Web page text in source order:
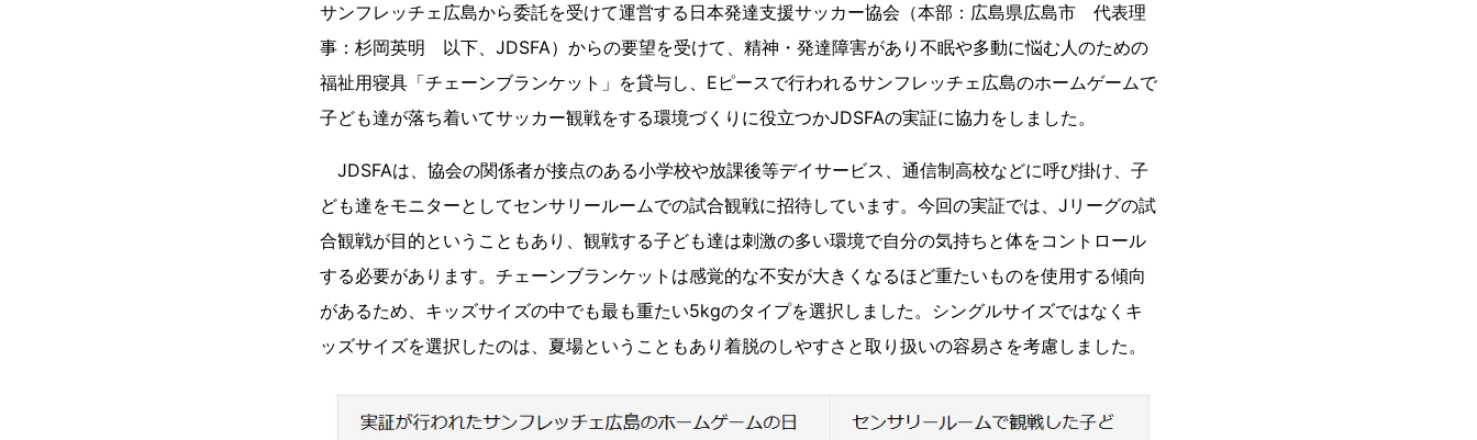
サンフレッチェ広島から委託を受けて運営する日本発達支援サッカー協会（本部：広島県広島市 代表理
事：杉岡英明 以下、JDSFA）からの要望を受けて、精神・発達障害があり不眠や多動に悩む人のための
福祉用寝具「チェーンブランケット」を貸与し、Eピースで行われるサンフレッチェ広島のホームゲームで
子ども達が落ち着いてサッカー観戦をする環境づくりに役立つかJDSFAの実証に協力をしました。
JDSFAは、協会の関係者が接点のある小学校や放課後等デイサービス、通信制高校などに呼び掛け、子
ども達をモニターとしてセンサリールームでの試合観戦に招待しています。今回の実証では、Jリーグの試
合観戦が目的ということもあり、観戦する子ども達は刺激の多い環境で自分の気持ちと体をコントロール
する必要があります。チェーンブランケットは感覚的な不安が大きくなるほど重たいものを使用する傾向
があるため、キッズサイズの中でも最も重たい5kgのタイプを選択しました。シングルサイズではなくキ
ッズサイズを選択したのは、夏場ということもあり着脱のしやすさと取り扱いの容易さを考慮しました。